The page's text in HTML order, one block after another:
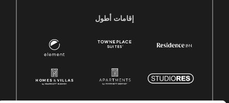
إقامات أطول